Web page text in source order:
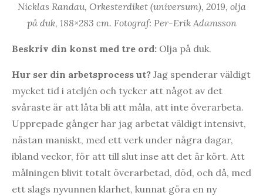
Nicklas Randau, Orkesterdiket (universum), 2019, olja
på duk, 188×283 cm. Fotograf: Per-Erik Adamsson
Beskriv din konst med tre ord: Olja på duk.
Hur ser din arbetsprocess ut? Jag spenderar väldigt
mycket tid i ateljén och tycker att något av det
svåraste är att låta bli att måla, att inte överarbeta.
Upprepade gånger har jag arbetat väldigt intensivt,
nästan maniskt, med ett verk under några dagar,
ibland veckor, för att till slut inse att det är kört. Att
målningen blivit totalt överarbetad, död, och då, med
ett slags nyvunnen klarhet, kunnat göra en ny